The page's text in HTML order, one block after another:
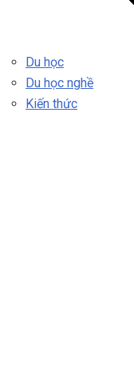
Du học
Du học nghề
Kiến thức